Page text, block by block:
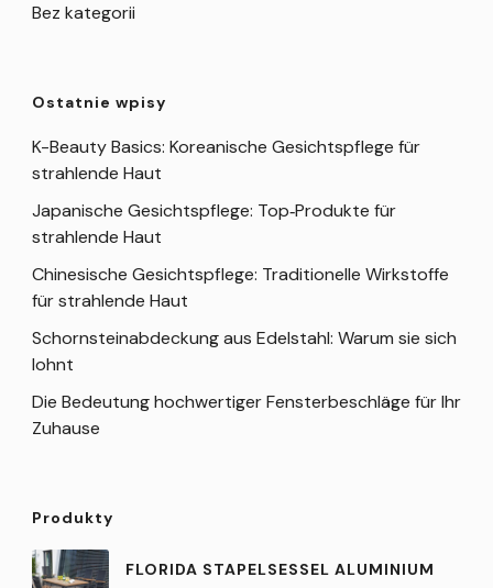
Bez kategorii
Ostatnie wpisy
K-Beauty Basics: Koreanische Gesichtspflege für
strahlende Haut
Japanische Gesichtspflege: Top‑Produkte für
strahlende Haut
Chinesische Gesichtspflege: Traditionelle Wirkstoffe
für strahlende Haut
Schornsteinabdeckung aus Edelstahl: Warum sie sich
lohnt
Die Bedeutung hochwertiger Fensterbeschläge für Ihr
Zuhause
Produkty
FLORIDA STAPELSESSEL ALUMINIUM